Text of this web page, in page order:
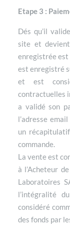
Etape 3 :
Dés qu’il
site et
enregistrée est
est enregistré
et est
contractuelles
a validé son
l’adresse
un récapitulatif
commande.
La vente est
à l’Acheteur
Laboratoires
l’intégralité
considéré
des fonds par